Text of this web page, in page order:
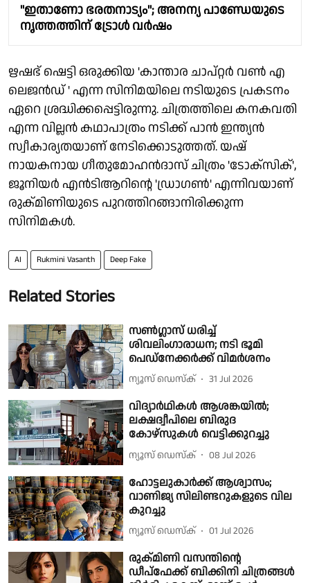
"ഇതാണോ ഭരതനാട്യം"; അനന്യ പാണ്ഡേയുടെ
നൃത്തത്തിന് ട്രോൾ വർഷം
ഋഷഭ് ഷെട്ടി ഒരുക്കിയ 'കാന്താര ചാപ്റ്റർ വൺ എ
ലെജൻഡ് ' എന്ന സിനിമയിലെ നടിയുടെ പ്രകടനം
ഏറെ ശ്രദ്ധിക്കപ്പെട്ടിരുന്നു. ചിത്രത്തിലെ കനകവതി
എന്ന വില്ലൻ കഥാപാത്രം നടിക്ക് പാൻ ഇന്ത്യൻ
സ്വീകാര്യതയാണ് നേടിക്കൊടുത്തത്. യഷ്
നായകനായ ഗീതുമോഹൻദാസ് ചിത്രം 'ടോക്സിക്',
ജൂനിയർ എൻടിആറിന്റെ 'ഡ്രാഗൺ' എന്നിവയാണ്
രുക്മിണിയുടെ പുറത്തിറങ്ങാനിരിക്കുന്ന
സിനിമകൾ.
AI Rukmini Vasanth Deep Fake
Related Stories
സൺഗ്ലാസ് ധരിച്ച്
ശിവലിംഗാരാധന; നടി ഭൂമി
പെഡ്നേക്കർക്ക് വിമർശനം
ന്യൂസ് ഡെസ്ക് 31 Jul 2026
വിദ്യാർഥികൾ ആശങ്കയിൽ;
ലക്ഷദ്വീപിലെ ബിരുദ
കോഴ്സുകൾ വെട്ടിക്കുറച്ചു
ന്യൂസ് ഡെസ്ക് 08 Jul 2026
ഹോട്ടലുകാർക്ക് ആശ്വാസം;
വാണിജ്യ സിലിണ്ടറുകളുടെ വില
കുറച്ചു
ന്യൂസ് ഡെസ്ക് 01 Jul 2026
രുക്മിണി വസന്തിന്റെ
ഡീപ്ഫേക്ക് ബിക്കിനി ചിത്രങ്ങൾ